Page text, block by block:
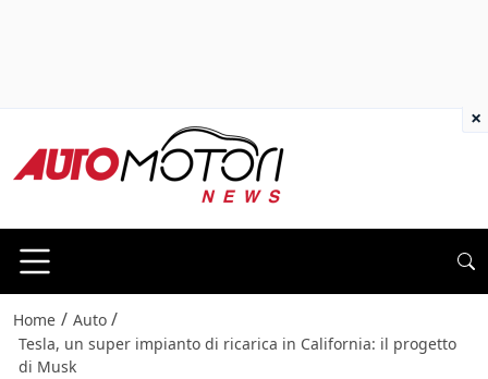
Home / Auto /
Tesla, un super impianto di ricarica in California: il progetto
di Musk
×